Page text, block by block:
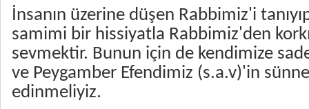
İnsanın üzerine düşen Rabbimiz'i
samimi bir hissiyatla Rabbimiz'den
sevmektir. Bunun için de kendimize
ve Peygamber Efendimiz (s.a.v)'in
edinmeliyiz.